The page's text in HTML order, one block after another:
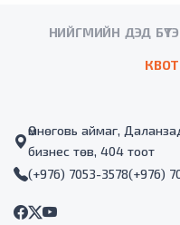
НИЙГМИЙН ДЭД
КВОТ
Өмнөговь аймаг,
бизнес төв, 404 тоот
(+976) 7053-3578(+976)